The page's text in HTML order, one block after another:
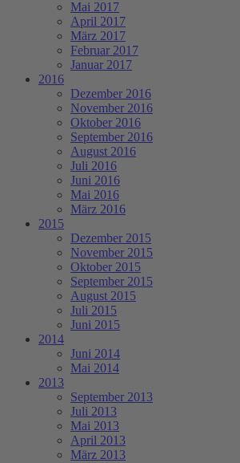
Mai 2017
April 2017
März 2017
Februar 2017
Januar 2017
2016
Dezember 2016
November 2016
Oktober 2016
September 2016
August 2016
Juli 2016
Juni 2016
Mai 2016
März 2016
2015
Dezember 2015
November 2015
Oktober 2015
September 2015
August 2015
Juli 2015
Juni 2015
2014
Juni 2014
Mai 2014
2013
September 2013
Juli 2013
Mai 2013
April 2013
März 2013